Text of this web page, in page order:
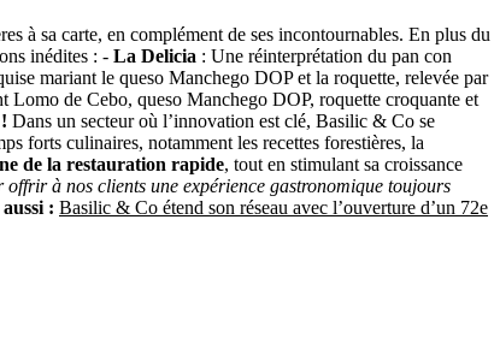
à sa carte, en complément de ses incontournables. En plus du
inédites : - La Delicia : Une réinterprétation du pan con
mariant le queso Manchego DOP et la roquette, relevée par
Lomo de Cebo, queso Manchego DOP, roquette croquante et
Dans un secteur où l’innovation est clé, Basilic & Co se
forts culinaires, notamment les recettes forestières, la
de la restauration rapide, tout en stimulant sa croissance
à nos clients une expérience gastronomique toujours
: Basilic & Co étend son réseau avec l’ouverture d’un 72e